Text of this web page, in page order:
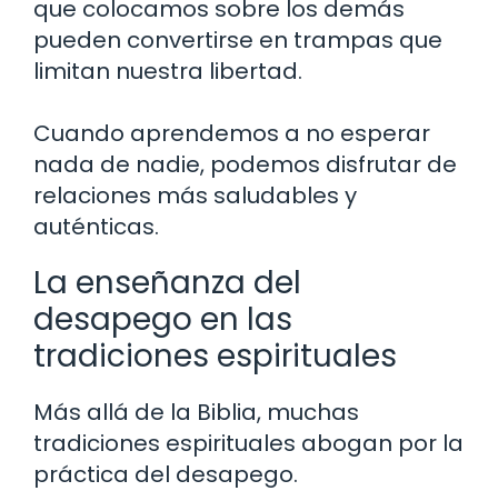
que colocamos sobre los demás
pueden convertirse en trampas que
limitan nuestra libertad.
Cuando aprendemos a no esperar
nada de nadie, podemos disfrutar de
relaciones más saludables y
auténticas.
La enseñanza del
desapego en las
tradiciones espirituales
Más allá de la Biblia, muchas
tradiciones espirituales abogan por la
práctica del desapego.